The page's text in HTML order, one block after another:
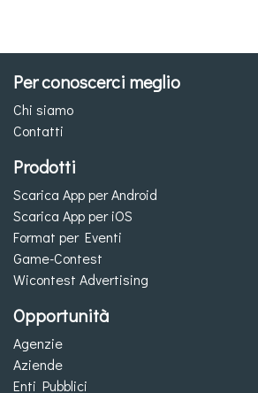
Per conoscerci meglio
Chi siamo
Contatti
Prodotti
Scarica App per Android
Scarica App per iOS
Format per Eventi
Game-Contest
Wicontest Advertising
Opportunità
Agenzie
Aziende
Enti Pubblici